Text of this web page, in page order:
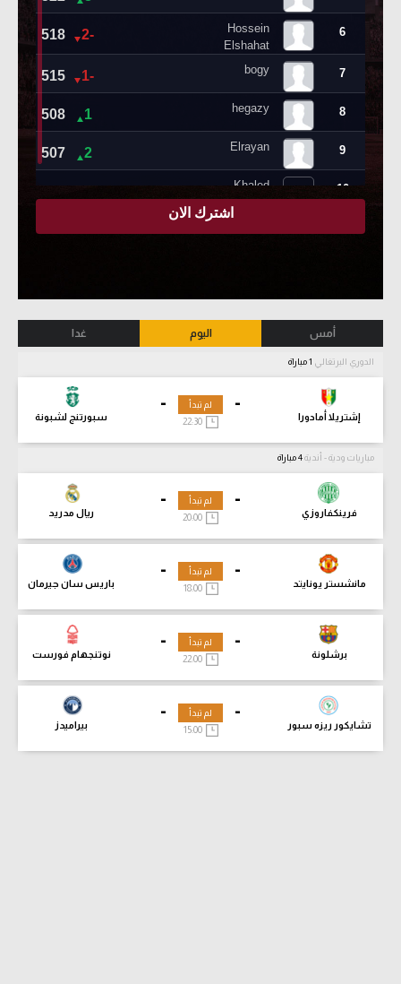
أمس اليوم غدا
الدوري البرتغالي
-
إشتريلا أمادورا
-
سبورتنج لشبونة
لم تبدأ
مباريات ودية - أندية
-
فرينكفاروزي
-
ريال مدريد
لم تبدأ
-
مانشستر يونايتد
-
باريس سان جيرمان
لم تبدأ
18:00
-
برشلونة
-
نوتنجهام فورست
لم تبدأ
-
تشايكور ريزه سبور
-
بيراميدز
لم تبدأ
15:00